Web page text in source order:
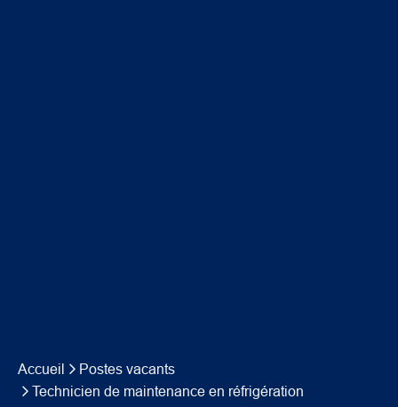
Accueil
Postes vacants
Technicien de maintenance en réfrigération